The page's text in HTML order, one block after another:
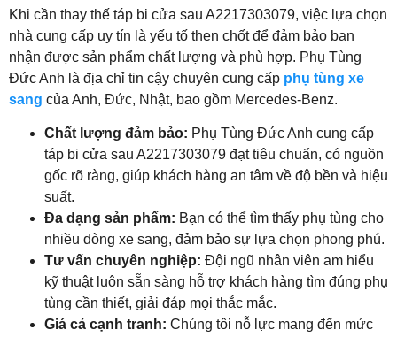
Khi cần thay thế táp bi cửa sau A2217303079, việc lựa chọn
nhà cung cấp uy tín là yếu tố then chốt để đảm bảo bạn
nhận được sản phẩm chất lượng và phù hợp. Phụ Tùng
Đức Anh là địa chỉ tin cậy chuyên cung cấp phụ tùng xe
sang của Anh, Đức, Nhật, bao gồm Mercedes-Benz.
Chất lượng đảm bảo: Phụ Tùng Đức Anh cung cấp
táp bi cửa sau A2217303079 đạt tiêu chuẩn, có nguồn
gốc rõ ràng, giúp khách hàng an tâm về độ bền và hiệu
suất.
Đa dạng sản phẩm: Bạn có thể tìm thấy phụ tùng cho
nhiều dòng xe sang, đảm bảo sự lựa chọn phong phú.
Tư vấn chuyên nghiệp: Đội ngũ nhân viên am hiểu
kỹ thuật luôn sẵn sàng hỗ trợ khách hàng tìm đúng phụ
tùng cần thiết, giải đáp mọi thắc mắc.
Giá cả cạnh tranh: Chúng tôi nỗ lực mang đến mức